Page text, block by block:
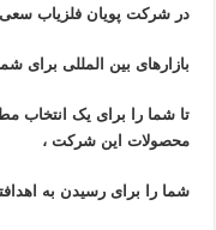
در شرکت پویان فلزیاب
بازار‌های بین المللی برای
تا شما را برای یک انتخاب
محصولات این شرکت ،
شما را برای رسیدن به